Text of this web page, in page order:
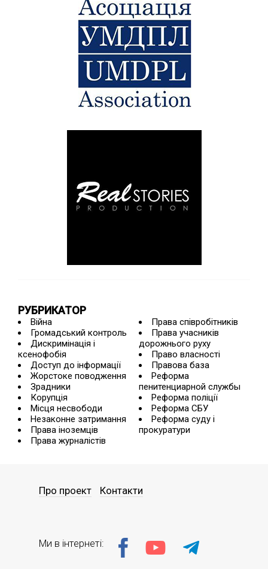
РУБРИКАТОР
Війна
Громадський контроль
Дискримінація і
ксенофобія
Доступ до інформації
Жорстоке поводження
Зрадники
Корупція
Місця несвободи
Незаконне затримання
Права іноземців
Права журналістів
Права співробітників
Права учасників
дорожнього руху
Право власності
Правова база
Реформа
пенитенциарной службы
Реформа поліції
Реформа СБУ
Реформа суду і
прокуратури
Про проект Контакти
Ми в інтернеті: